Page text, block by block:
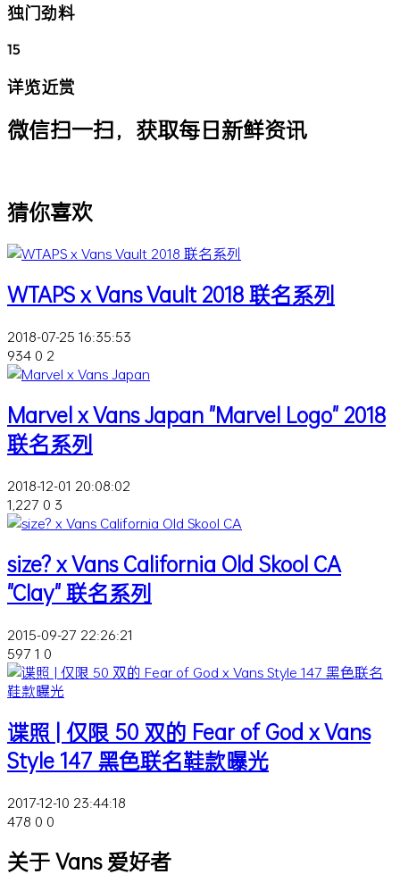
独门劲料
15
详览近赏
微信扫一扫，获取每日新鲜资讯
猜你喜欢
WTAPS x Vans Vault 2018 联名系列
2018-07-25 16:35:53
934 0 2
Marvel x Vans Japan "Marvel Logo" 2018
联名系列
2018-12-01 20:08:02
1,227 0 3
size? x Vans California Old Skool CA
"Clay" 联名系列
2015-09-27 22:26:21
597 1 0
谍照 | 仅限 50 双的 Fear of God x Vans
Style 147 黑色联名鞋款曝光
2017-12-10 23:44:18
478 0 0
关于 Vans 爱好者